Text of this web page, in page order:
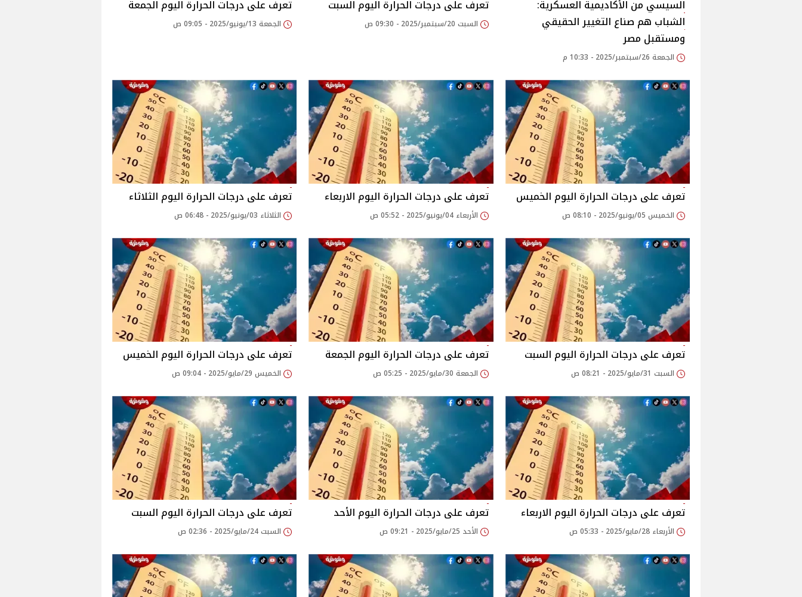
السيسي من الأكاديمية العسكرية:
الشباب هم صناع التغيير الحقيقي
ومستقبل مصر
الجمعة 26/سبتمبر/2025 - 10:33 م
تعرف على درجات الحرارة اليوم السبت
السبت 20/سبتمبر/2025 - 09:30 ص
تعرف على درجات الحرارة اليوم الجمعة
الجمعة 13/يونيو/2025 - 09:05 ص
تعرف على درجات الحرارة اليوم الخميس
الخميس 05/يونيو/2025 - 08:10 ص
تعرف على درجات الحرارة اليوم الاربعاء
الأربعاء 04/يونيو/2025 - 05:52 ص
تعرف على درجات الحرارة اليوم الثلاثاء
الثلاثاء 03/يونيو/2025 - 06:48 ص
تعرف على درجات الحرارة اليوم السبت
السبت 31/مايو/2025 - 08:21 ص
تعرف على درجات الحرارة اليوم الجمعة
الجمعة 30/مايو/2025 - 05:25 ص
تعرف على درجات الحرارة اليوم الخميس
الخميس 29/مايو/2025 - 09:04 ص
تعرف على درجات الحرارة اليوم الاربعاء
الأربعاء 28/مايو/2025 - 05:33 ص
تعرف على درجات الحرارة اليوم الأحد
الأحد 25/مايو/2025 - 09:21 ص
تعرف على درجات الحرارة اليوم السبت
السبت 24/مايو/2025 - 02:36 ص